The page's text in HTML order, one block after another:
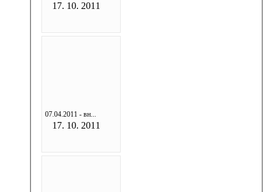
17. 10. 2011
07.04.2011 - вн...
17. 10. 2011